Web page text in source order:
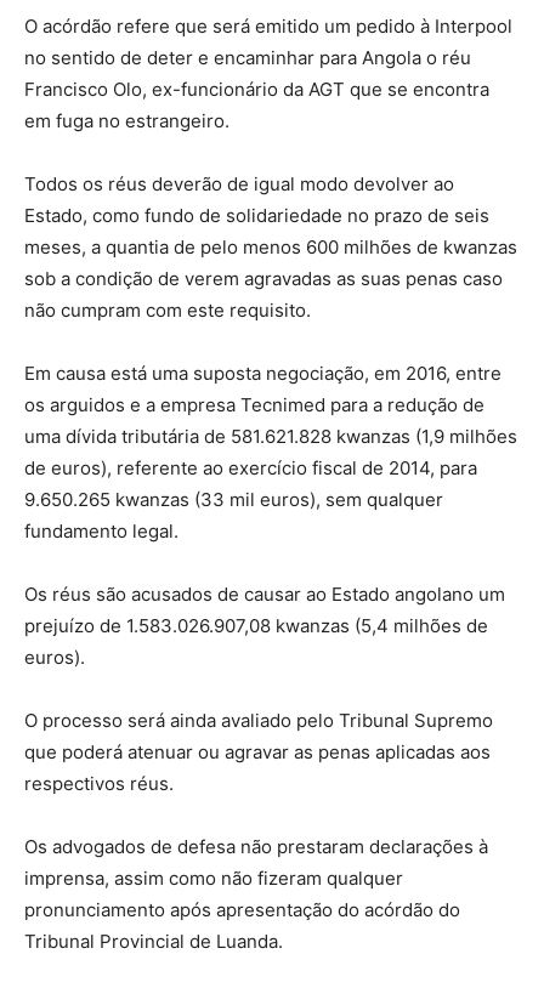
O acórdão refere que será emitido um pedido à Interpool
no sentido de deter e encaminhar para Angola o réu
Francisco Olo, ex-funcionário da AGT que se encontra
em fuga no estrangeiro.
Todos os réus deverão de igual modo devolver ao
Estado, como fundo de solidariedade no prazo de seis
meses, a quantia de pelo menos 600 milhões de kwanzas
sob a condição de verem agravadas as suas penas caso
não cumpram com este requisito.
Em causa está uma suposta negociação, em 2016, entre
os arguidos e a empresa Tecnimed para a redução de
uma dívida tributária de 581.621.828 kwanzas (1,9 milhões
de euros), referente ao exercício fiscal de 2014, para
9.650.265 kwanzas (33 mil euros), sem qualquer
fundamento legal.
Os réus são acusados de causar ao Estado angolano um
prejuízo de 1.583.026.907,08 kwanzas (5,4 milhões de
euros).
O processo será ainda avaliado pelo Tribunal Supremo
que poderá atenuar ou agravar as penas aplicadas aos
respectivos réus.
Os advogados de defesa não prestaram declarações à
imprensa, assim como não fizeram qualquer
pronunciamento após apresentação do acórdão do
Tribunal Provincial de Luanda.